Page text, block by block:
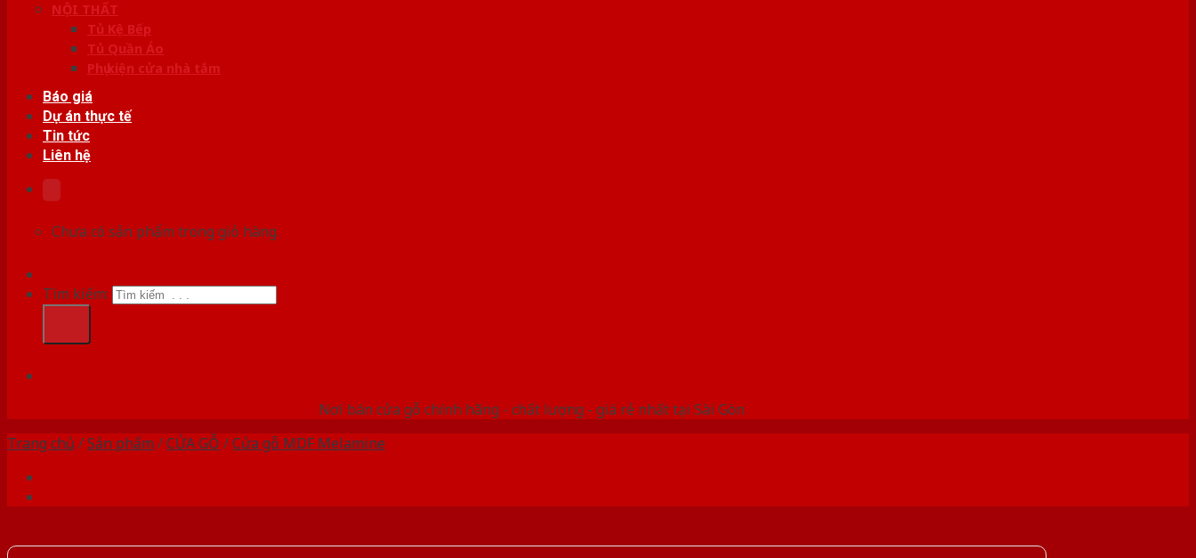
NỘI THẤT
Tủ Kệ Bếp
Tủ Quần Áo
Phụ kiện cửa nhà tắm
Báo giá
Dự án thực tế
Tin tức
Liên hệ
Chưa có sản phẩm trong giỏ hàng.
Tìm kiếm:
Nơi bán cửa gỗ chính hãng - chất lượng - giá rẻ nhất tại Sài Gòn
Trang chủ /Sản phẩm /CỬA GỖ /Cửa gỗ MDF Melamine